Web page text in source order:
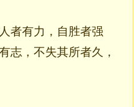
者有力，自胜者强
，不失其所者久，